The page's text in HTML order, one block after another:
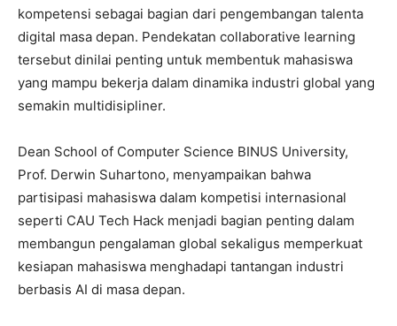
kompetensi sebagai bagian dari pengembangan talenta
digital masa depan. Pendekatan collaborative learning
tersebut dinilai penting untuk membentuk mahasiswa
yang mampu bekerja dalam dinamika industri global yang
semakin multidisipliner.
Dean School of Computer Science BINUS University,
Prof. Derwin Suhartono, menyampaikan bahwa
partisipasi mahasiswa dalam kompetisi internasional
seperti CAU Tech Hack menjadi bagian penting dalam
membangun pengalaman global sekaligus memperkuat
kesiapan mahasiswa menghadapi tantangan industri
berbasis AI di masa depan.